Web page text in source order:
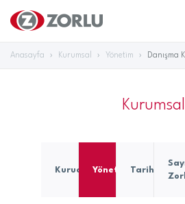
Anasayfa Kurumsal Yönetim Danışma
Kurumsal
KurucumuzYönetim Tarihçe